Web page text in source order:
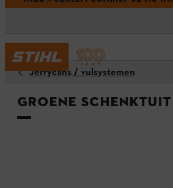
Jerrycans / vulsystemen
Groene schenktuit